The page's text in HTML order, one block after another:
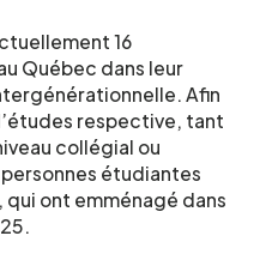
16
Québec dans leur
Afin
respective, tant
collégial ou
étudiantes
qui ont emménagé dans